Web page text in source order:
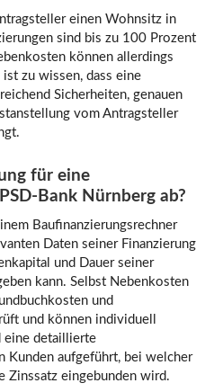
einen Wohnsitz in
sind bis zu 100 Prozent
können allerdings
zu wissen, dass eine
Sicherheiten, genauen
vom Antragsteller
für eine
Bank Nürnberg ab?
Baufinanzierungsrechner
Daten seiner Finanzierung
und Dauer seiner
kann. Selbst Nebenkosten
und
und können individuell
eine detaillierte
Kunden aufgeführt, bei welcher
Zinssatz eingebunden wird.